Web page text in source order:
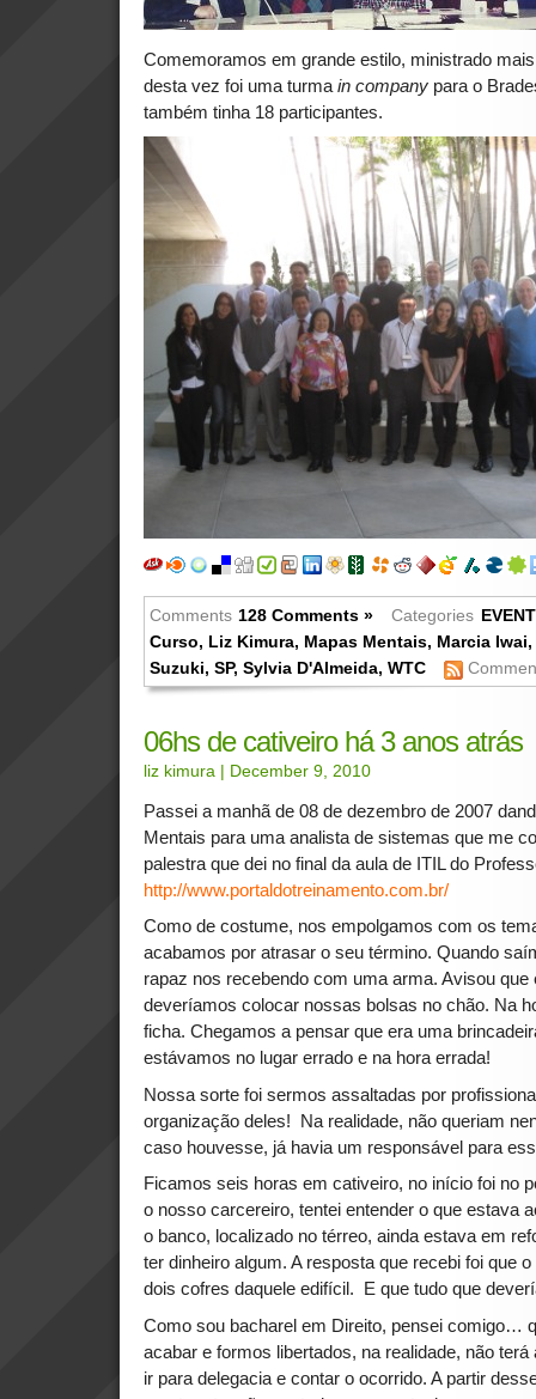
Comemoramos em grande estilo, ministrado
desta vez foi uma turma in company para o
também tinha 18 participantes.
Comments 128 Comments » Categories
Curso, Liz Kimura, Mapas Mentais, Marcia Iwai,
Suzuki, SP, Sylvia D'Almeida, WTC
06hs de cativeiro há 3 anos atrás
liz kimura | December 9, 2010
Passei a manhã de 08 de dezembro de 2007
Mentais para uma analista de sistemas que me
palestra que dei no final da aula de ITIL do
http://www.portaldotreinamento.com.br/
Como de costume, nos empolgamos com os
acabamos por atrasar o seu término. Quando
rapaz nos recebendo com uma arma. Avisou que
deveríamos colocar nossas bolsas no chão. Na
ficha. Chegamos a pensar que era uma
estávamos no lugar errado e na hora errada!
Nossa sorte foi sermos assaltadas por
organização deles! Na realidade, não queriam
caso houvesse, já havia um responsável para
Ficamos seis horas em cativeiro, no início foi no
o nosso carcereiro, tentei entender o que estava
o banco, localizado no térreo, ainda estava em
ter dinheiro algum. A resposta que recebi foi que
dois cofres daquele edifícil. E que tudo que
Como sou bacharel em Direito, pensei comigo…
acabar e formos libertados, na realidade, não
ir para delegacia e contar o ocorrido. A partir